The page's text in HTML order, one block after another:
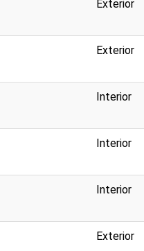
Exterior
Exterior
Interior
Interior
Interior
Exterior